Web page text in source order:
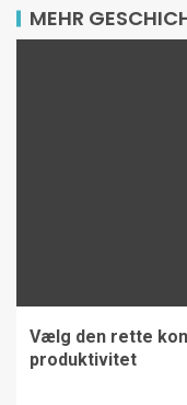
MEHR
Vælg den rette
produktivitet